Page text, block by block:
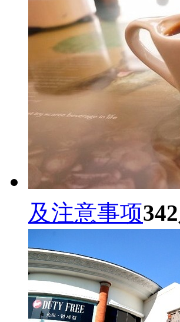
及注意事项342